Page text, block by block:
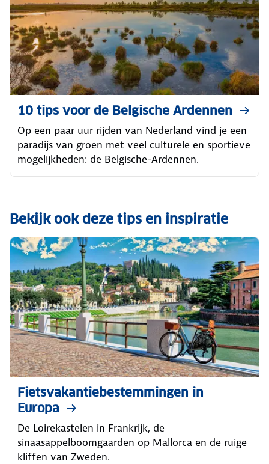
10 tips voor de Belgische Ardennen
Op een paar uur rijden van Nederland vind je een
paradijs van groen met veel culturele en sportieve
mogelijkheden: de Belgische-Ardennen.
Bekijk ook deze tips en inspiratie
Fietsvakantiebestemmingen in
Europa
De Loirekastelen in Frankrijk, de
sinaasappelboomgaarden op Mallorca en de ruige
kliffen van Zweden.